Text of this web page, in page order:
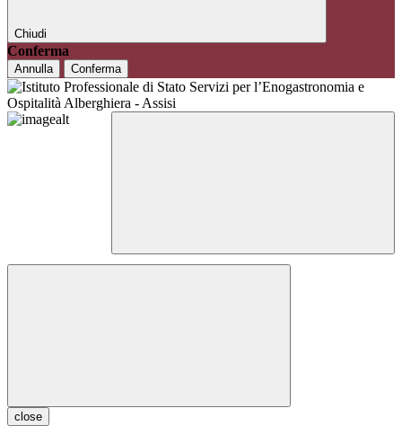
Chiudi
Conferma
Annulla Conferma
close